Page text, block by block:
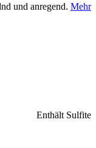
und anregend. Mehr
Enthält Sulfite